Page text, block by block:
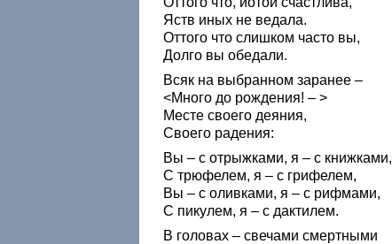
Яств иных не ведала.
Оттого что слишком часто вы,
Долго вы обедали.
Всяк на выбранном заранее –
<Много до рождения! – >
Месте своего деяния,
Своего радения:
Вы – с отрыжками, я – с книжками,
С трюфелем, я – с грифелем,
Вы – с оливками, я – с рифмами,
С пикулем, я – с дактилем.
В головах – свечами смертными